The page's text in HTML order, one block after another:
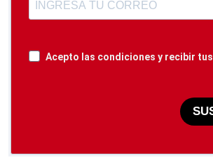
Acepto las condiciones y recibir